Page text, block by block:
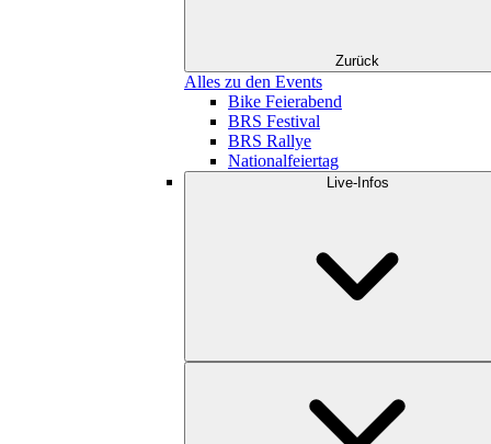
Zurück
Alles zu den Events
Bike Feierabend
BRS Festival
BRS Rallye
Nationalfeiertag
Live-Infos